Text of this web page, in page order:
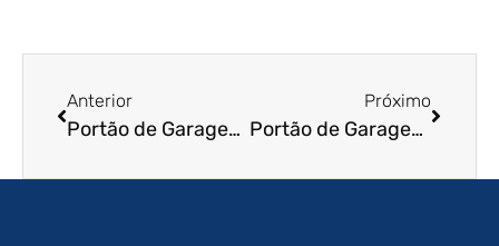
Anterior
Portão de Garagem de Enrolar em Belford Roxo – RJ
Próximo
Portão de Garagem de Enrolar em Campos dos Goytacazes – RJ